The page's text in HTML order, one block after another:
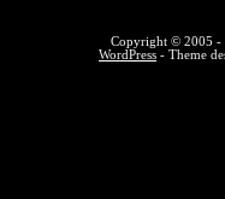
Copyright © 2005 -
WordPress - Theme